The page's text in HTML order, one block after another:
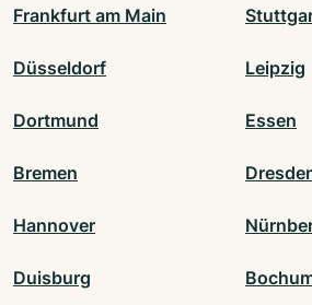
Frankfurt am Main
Düsseldorf Leipzig
Dortmund Essen
Bremen
Hannover
Duisburg